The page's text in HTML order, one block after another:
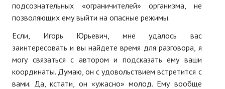
Список наших книг
Страница поиска
Новые книги
Е. Богатырев «Повесть об олимпийском характере»
подсознательных «ограничителей» организма, не
позволяющих ему выйти на опасные режимы.
Если, Игорь Юрьевич, мне удалось вас
заинтересовать и вы найдете время для разговора, я
могу связаться с автором и подсказать ему ваши
координаты. Думаю, он с удовольствием встретится с
вами. Да, кстати, он «ужасно» молод. Ему вообще